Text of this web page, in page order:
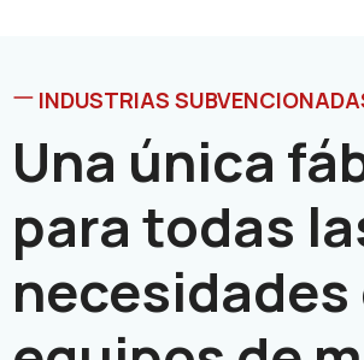
INDUSTRIAS
Una única
para todas
necesidades